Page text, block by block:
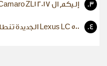
3. إليكم ال Chevrolet Camaro ZL1 2017
4. Lexus LC 500 الجديدة تنطلق